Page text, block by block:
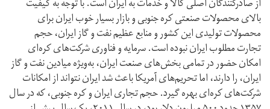
از صادرکنندگان اصلی کالا و خدمات به ایران است. با توجه به کیفیت
بالای محصولات صنعتی کره جنوبی و بازار بسیار خوب ایران برای
محصولات تولیدی این کشور و منابع عظیم نفت و گاز ایران، حجم
تجارت مطلوب ایران نبوده است. سرمایه و فناوری شرکت‌های کره‌ای
امکان حضور در تمامی بخش‌های صنعت ایران، به‌ویژه میادین نفت و گاز
ایران، را دارند، اما تحریم‌های آمریکا باعث شد ایران نتواند از امکانات
شرکت‌های کره‌ای بهره گیرد. حجم تجاری ایران و کره جنوبی، که در سال